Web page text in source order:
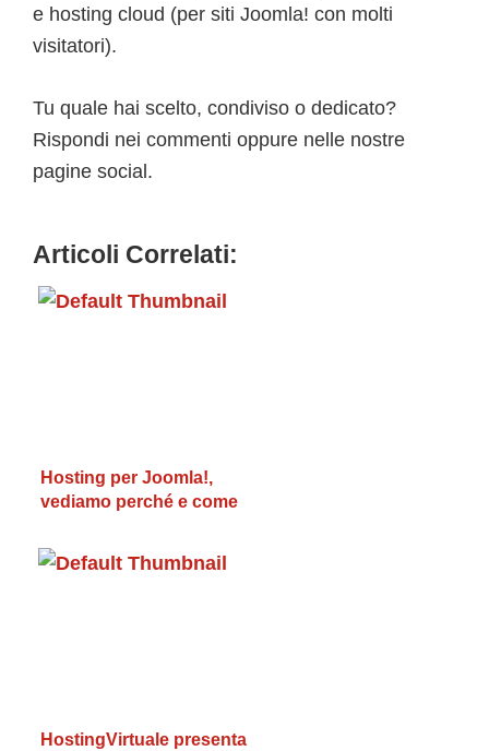
e hosting cloud (per siti Joomla! con molti
visitatori).
Tu quale hai scelto, condiviso o dedicato?
Rispondi nei commenti oppure nelle nostre
pagine social.
Articoli Correlati:
Hosting per Joomla!,
vediamo perché e come
HostingVirtuale presenta